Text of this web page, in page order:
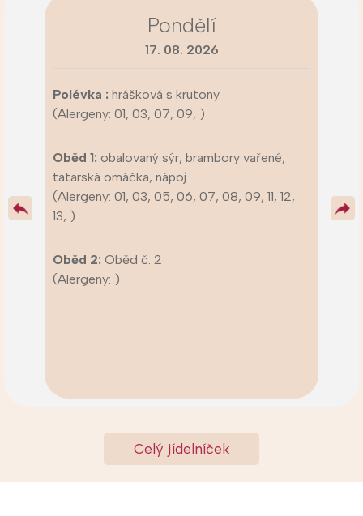
Pondělí
17. 08. 2026
Polévka : hrášková s krutony
(Alergeny: 01, 03, 07, 09, )
Oběd 1: obalovaný sýr, brambory vařené,
tatarská omáčka, nápoj
(Alergeny: 01, 03, 05, 06, 07, 08, 09, 11, 12,
13, )
Oběd 2: Oběd č. 2
(Alergeny: )
Celý jídelníček